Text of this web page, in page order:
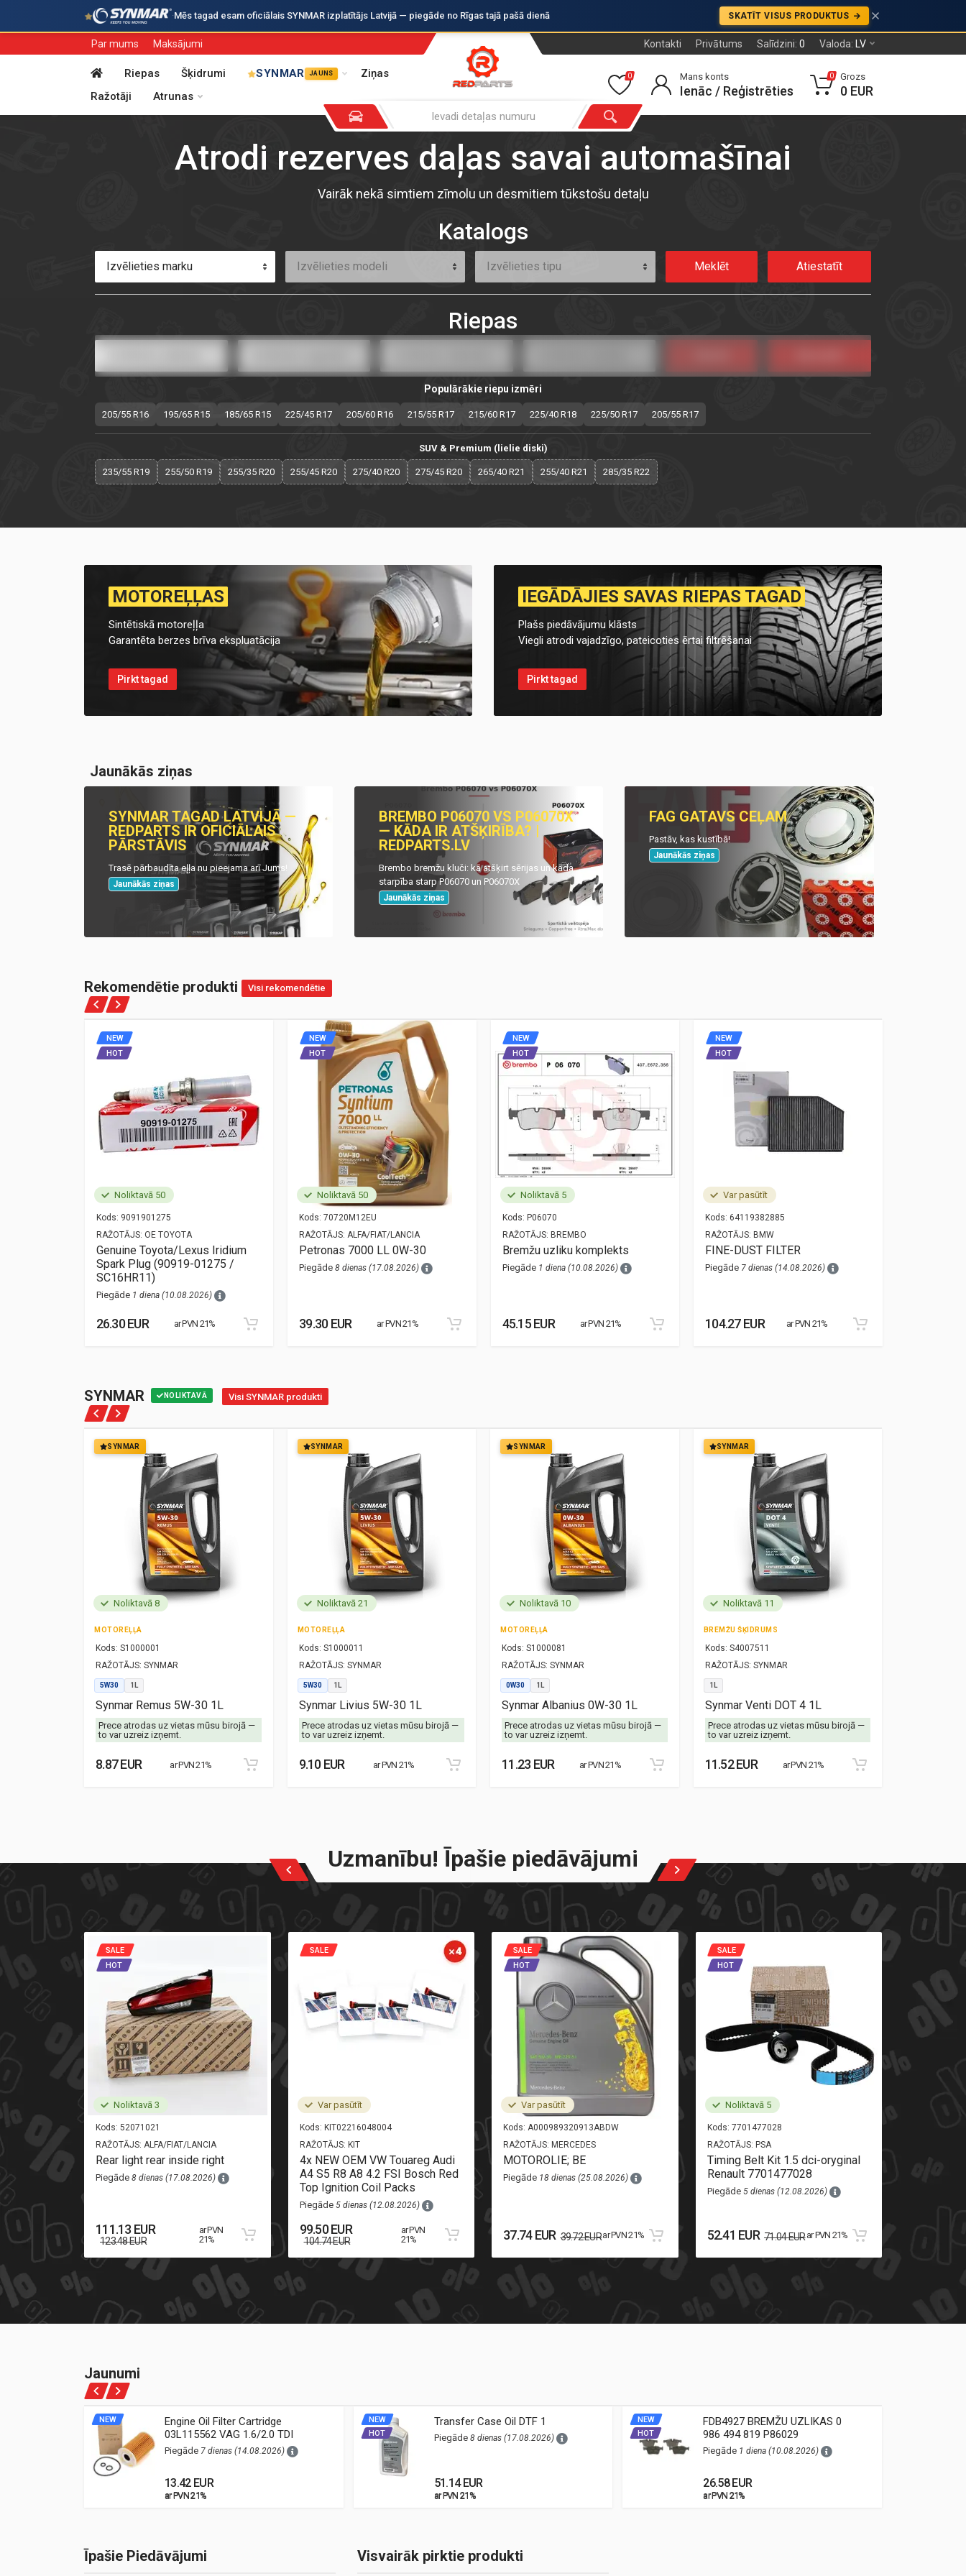
·Mēs tagad esam oficiālais SYNMAR izplatītājs Latvijā — piegāde no Rīgas tajā pašā dienā SKATĪT VISUS PRODUKTUS
Par mums Maksājumi Kontakti Privātums Salīdzini: 0 Valoda: LV
Riepas Šķidrumi SYNMAR JAUNS
Ziņas
Ražotāji
Atrunas
0 Mans konts
Ienāc / Reģistrēties
0 Grozs
0 EUR
Atrodi rezerves daļas savai automašīnai
Vairāk nekā simtiem zīmolu un desmitiem tūkstošu detaļu
Katalogs
Izvēlieties marku Izvēlieties modeli Izvēlieties tipu
Riepas
Populārākie riepu izmēri
205/55 R16 195/65 R15 185/65 R15 225/45 R17 205/60 R16 215/55 R17 215/60 R17 225/40 R18 225/50 R17 205/55 R17
SUV & Premium (lielie diski)
235/55 R19 255/50 R19 255/35 R20 255/45 R20 275/40 R20 275/45 R20 265/40 R21 255/40 R21 285/35 R22
MOTOREĻĻAS
Sintētiskā motoreļļa
Garantēta berzes brīva ekspluatācija
Pirkt tagad
IEGĀDĀJIES SAVAS RIEPAS TAGAD
Plašs piedāvājumu klāsts
Viegli atrodi vajadzīgo, pateicoties ērtai filtrēšanai
Pirkt tagad
Jaunākās ziņas
SYNMAR TAGAD LATVIJĀ —
REDPARTS IR OFICIĀLAIS
PĀRSTĀVIS
Trasē pārbaudīta eļļa nu pieejama arī Jums!
Jaunākās ziņas
BREMBO P06070 VS P06070X
— KĀDA IR ATŠĶIRĪBA? |
REDPARTS.LV
Brembo bremžu kluči: kā atšķirt sērijas un kāda
starpība starp P06070 un P06070X
Jaunākās ziņas
FAG GATAVS CEĻAM
Pastāv, kas kustībā!
Jaunākās ziņas
Rekomendētie produkti Visi rekomendētie
Noliktavā 50
Kods: 9091901275
RAŽOTĀJS: OE TOYOTA
NEW
HOT
Genuine Toyota/Lexus Iridium
Spark Plug (90919-01275 /
SC16HR11)
Piegāde 1 diena (10.08.2026)
26.30 EUR ar PVN 21%
Noliktavā 50
Kods: 70720M12EU
RAŽOTĀJS: ALFA/FIAT/LANCIA
NEW
HOT
Petronas 7000 LL 0W-30
Piegāde 8 dienas (17.08.2026)
39.30 EUR ar PVN 21%
Noliktavā 5
Kods: P06070
RAŽOTĀJS: BREMBO
NEW
HOT
Bremžu uzliku komplekts
Piegāde 1 diena (10.08.2026)
45.15 EUR ar PVN 21%
Var pasūtīt
Kods: 64119382885
RAŽOTĀJS: BMW
NEW
HOT
FINE-DUST FILTER
Piegāde 7 dienas (14.08.2026)
104.27 EUR ar PVN 21%
SYNMAR NOLIKTAVĀ Visi SYNMAR produkti
SYNMAR
Noliktavā 8
MOTOREĻĻA
Kods: S1000001
RAŽOTĀJS: SYNMAR
5W30 1L
Synmar Remus 5W-30 1L
Prece atrodas uz vietas mūsu birojā —
to var uzreiz izņemt.
8.87 EUR ar PVN 21%
SYNMAR
Noliktavā 21
MOTOREĻĻA
Kods: S1000011
RAŽOTĀJS: SYNMAR
5W30 1L
Synmar Livius 5W-30 1L
Prece atrodas uz vietas mūsu birojā —
to var uzreiz izņemt.
9.10 EUR ar PVN 21%
SYNMAR
Noliktavā 10
MOTOREĻĻA
Kods: S1000081
RAŽOTĀJS: SYNMAR
0W30 1L
Synmar Albanius 0W-30 1L
Prece atrodas uz vietas mūsu birojā —
to var uzreiz izņemt.
11.23 EUR ar PVN 21%
SYNMAR
Noliktavā 11
BREMŽU ŠĶIDRUMS
Kods: S4007511
RAŽOTĀJS: SYNMAR
1L
Synmar Venti DOT 4 1L
Prece atrodas uz vietas mūsu birojā —
to var uzreiz izņemt.
11.52 EUR ar PVN 21%
Uzmanību! Īpašie piedāvājumi
21%
Noliktavā 3
Kods: 52071021
RAŽOTĀJS: ALFA/FIAT/LANCIA
SALE
HOT
Rear light rear inside right
Piegāde 8 dienas (17.08.2026)
111.13 EUR
123.48 EUR
ar PVN
21%
Var pasūtīt
Kods: KIT02216048004
RAŽOTĀJS: KIT
SALE
4x NEW OEM VW Touareg Audi
A4 S5 R8 A8 4.2 FSI Bosch Red
Top Ignition Coil Packs
Piegāde 5 dienas (12.08.2026)
99.50 EUR
104.74 EUR
ar PVN
21%
Var pasūtīt
Kods: A000989320913ABDW
RAŽOTĀJS: MERCEDES
SALE
HOT
MOTOROLIE; BE
Piegāde 18 dienas (25.08.2026)
37.74 EUR 39.72 EURar PVN 21%
Noliktavā 5
Kods: 7701477028
RAŽOTĀJS: PSA
SALE
HOT
Timing Belt Kit 1.5 dci-oryginal
Renault 7701477028
Piegāde 5 dienas (12.08.2026)
52.41 EUR 71.04 EURar PVN 21%
Rear
Jaunumi
NEW
Engine Oil Filter Cartridge
03L115562 VAG 1.6/2.0 TDI
(Audi, VW, Škoda, Seat)
Piegāde 7 dienas (14.08.2026)
13.42 EUR
ar PVN 21%
ar PVN 21%
NEW
HOT
Transfer Case Oil DTF 1
Piegāde 8 dienas (17.08.2026)
51.14 EUR
ar PVN 21%
ar PVN 21%
NEW
HOT
FDB4927 BREMŽU UZLIKAS 0
986 494 819 P86029
Piegāde 1 diena (10.08.2026)
26.58 EUR
ar PVN 21%
ar PVN 21%
Īpašie Piedāvājumi Visvairāk pirktie produkti